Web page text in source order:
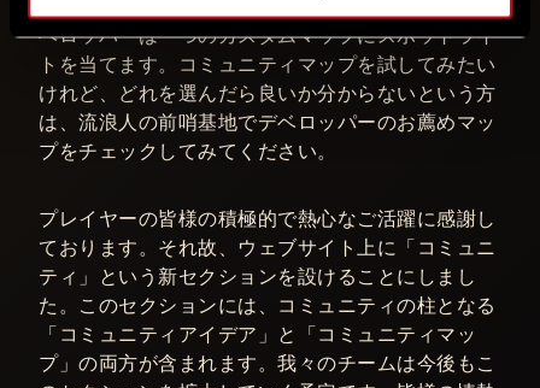
ベロッパーは一つのカスタムマップにスポットライ
トを当てます。コミュニティマップを試してみたい
けれど、どれを選んだら良いか分からないという方
は、流浪人の前哨基地でデベロッパーのお薦めマッ
プをチェックしてみてください。
プレイヤーの皆様の積極的で熱心なご活躍に感謝し
ております。それ故、ウェブサイト上に「コミュニ
ティ」という新セクションを設けることにしまし
た。このセクションには、コミュニティの柱となる
「コミュニティアイデア」と「コミュニティマッ
プ」の両方が含まれます。我々のチームは今後もこ